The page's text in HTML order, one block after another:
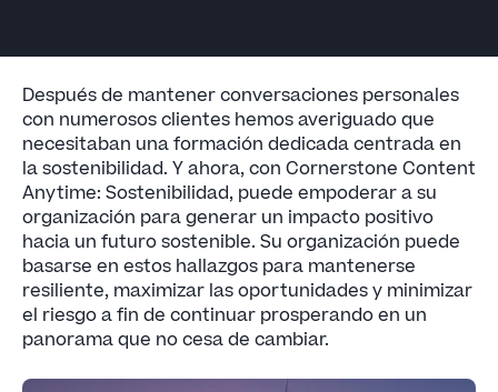
Después de mantener conversaciones personales
con numerosos clientes hemos averiguado que
necesitaban una formación dedicada centrada en
la sostenibilidad. Y ahora, con Cornerstone Content
Anytime: Sostenibilidad, puede empoderar a su
organización para generar un impacto positivo
hacia un futuro sostenible. Su organización puede
basarse en estos hallazgos para mantenerse
resiliente, maximizar las oportunidades y minimizar
el riesgo a fin de continuar prosperando en un
panorama que no cesa de cambiar.